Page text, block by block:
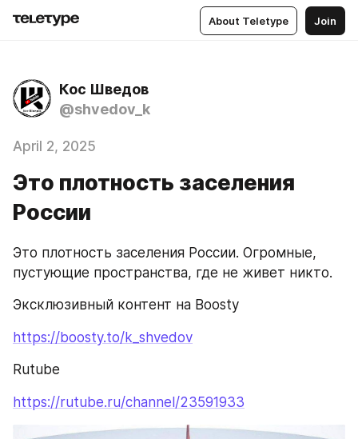
About Teletype Join
Кос Шведов
@shvedov_k
April 2, 2025
Это плотность заселения
России
Это плотность заселения России. Огромные,
пустующие пространства, где не живет никто.
Эксклюзивный контент на Boosty
https://boosty.to/k_shvedov
Rutube
https://rutube.ru/channel/23591933